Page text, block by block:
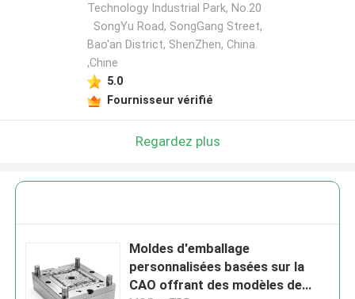
Technology Industrial Park, No.20
SongYu Road, SongGang Street,
Bao'an District, ShenZhen, China.
,Chine
5.0
Fournisseur vérifié
Regardez plus
Moldes d'emballage
personnalisées basées sur la
CAO offrant des modèles de